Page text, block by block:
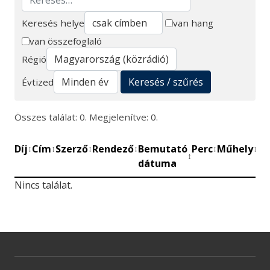
Keresés
Keresés helye
van hang
van összefoglaló
Régió
Évtized
Keresés / szűrés
Összes találat: 0. Megjelenítve: 0.
Díj↕Cím↕Szerző↕Rendező↕Bemutató
dátuma
↕
Perc↕Műhely↕
Nincs találat.